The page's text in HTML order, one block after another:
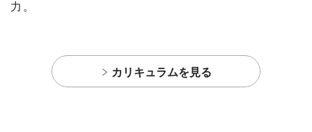
力。
カリキュラムを見る